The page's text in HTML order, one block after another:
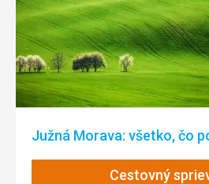
Južná Morava: všetko, čo
Cestovný